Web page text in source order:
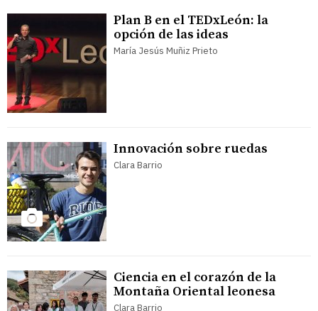
Plan B en el TEDxLeón: la
opción de las ideas
María Jesús Muñiz Prieto
Innovación sobre ruedas
Clara Barrio
Ciencia en el corazón de la
Montaña Oriental leonesa
Clara Barrio